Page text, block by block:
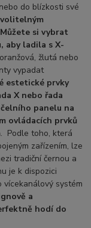
do blízkosti své
Můžete si vybrat
aby ladila s X-
žlutá nebo
vypadat
estetické prvky
X nebo řada
panelu na
ovládacích prvků
. Podle toho, která
zařízením, lze
tradiční černou a
je k dispozici
systém
a
hodí do